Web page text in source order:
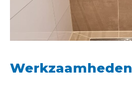
Werkzaamheden